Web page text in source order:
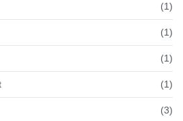
(1)
(1)
(1)
(1)
(3)